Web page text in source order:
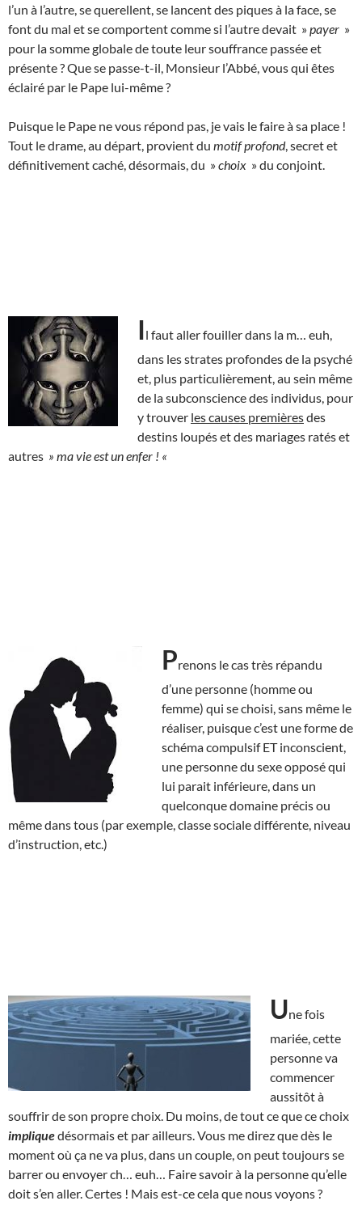
l’un à l’autre, se querellent, se lancent des piques à la face, se
font du mal et se comportent comme si l’autre devait »payer »
pour la somme globale de toute leur souffrance passée et
présente ? Que se passe-t-il, Monsieur l’Abbé, vous qui êtes
éclairé par le Pape lui-même ?
Puisque le Pape ne vous répond pas, je vais le faire à sa place !
Tout le drame, au départ, provient du motif profond, secret et
définitivement caché, désormais, du »choix » du conjoint.
Il faut aller fouiller dans la m… euh,
dans les strates profondes de la psyché
et, plus particulièrement, au sein même
de la subconscience des individus, pour
y trouver les causes premièresdes
destins loupés et des mariages ratés et
autres » ma vie est un enfer ! «
Prenons le cas très répandu
d’une personne (homme ou
femme) qui se choisi, sans même le
réaliser, puisque c’est une forme de
schéma compulsif ET inconscient,
une personne du sexe opposé qui
lui parait inférieure, dans un
quelconque domaine précis ou
même dans tous (par exemple, classe sociale différente, niveau
d’instruction, etc.)
Une fois
mariée, cette
personne va
commencer
aussitôt à
souffrir de son propre choix. Du moins, de tout ce que ce choix
impliquedésormais et par ailleurs. Vous me direz que dès le
moment où ça ne va plus, dans un couple, on peut toujours se
barrer ou envoyer ch… euh… Faire savoir à la personne qu’elle
doit s’en aller. Certes ! Mais est-ce cela que nous voyons ?